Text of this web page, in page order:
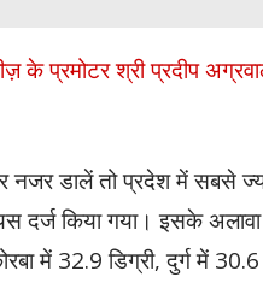
के प्रमोटर श्री प्रदीप
डालें तो प्रदेश में सबसे
दर्ज किया गया। इसके
में 32.9 डिग्री, दुर्ग में